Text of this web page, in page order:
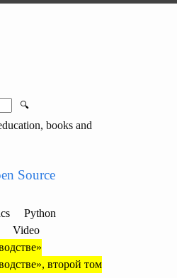
🔍
books and
Source
Python
Video
второй том